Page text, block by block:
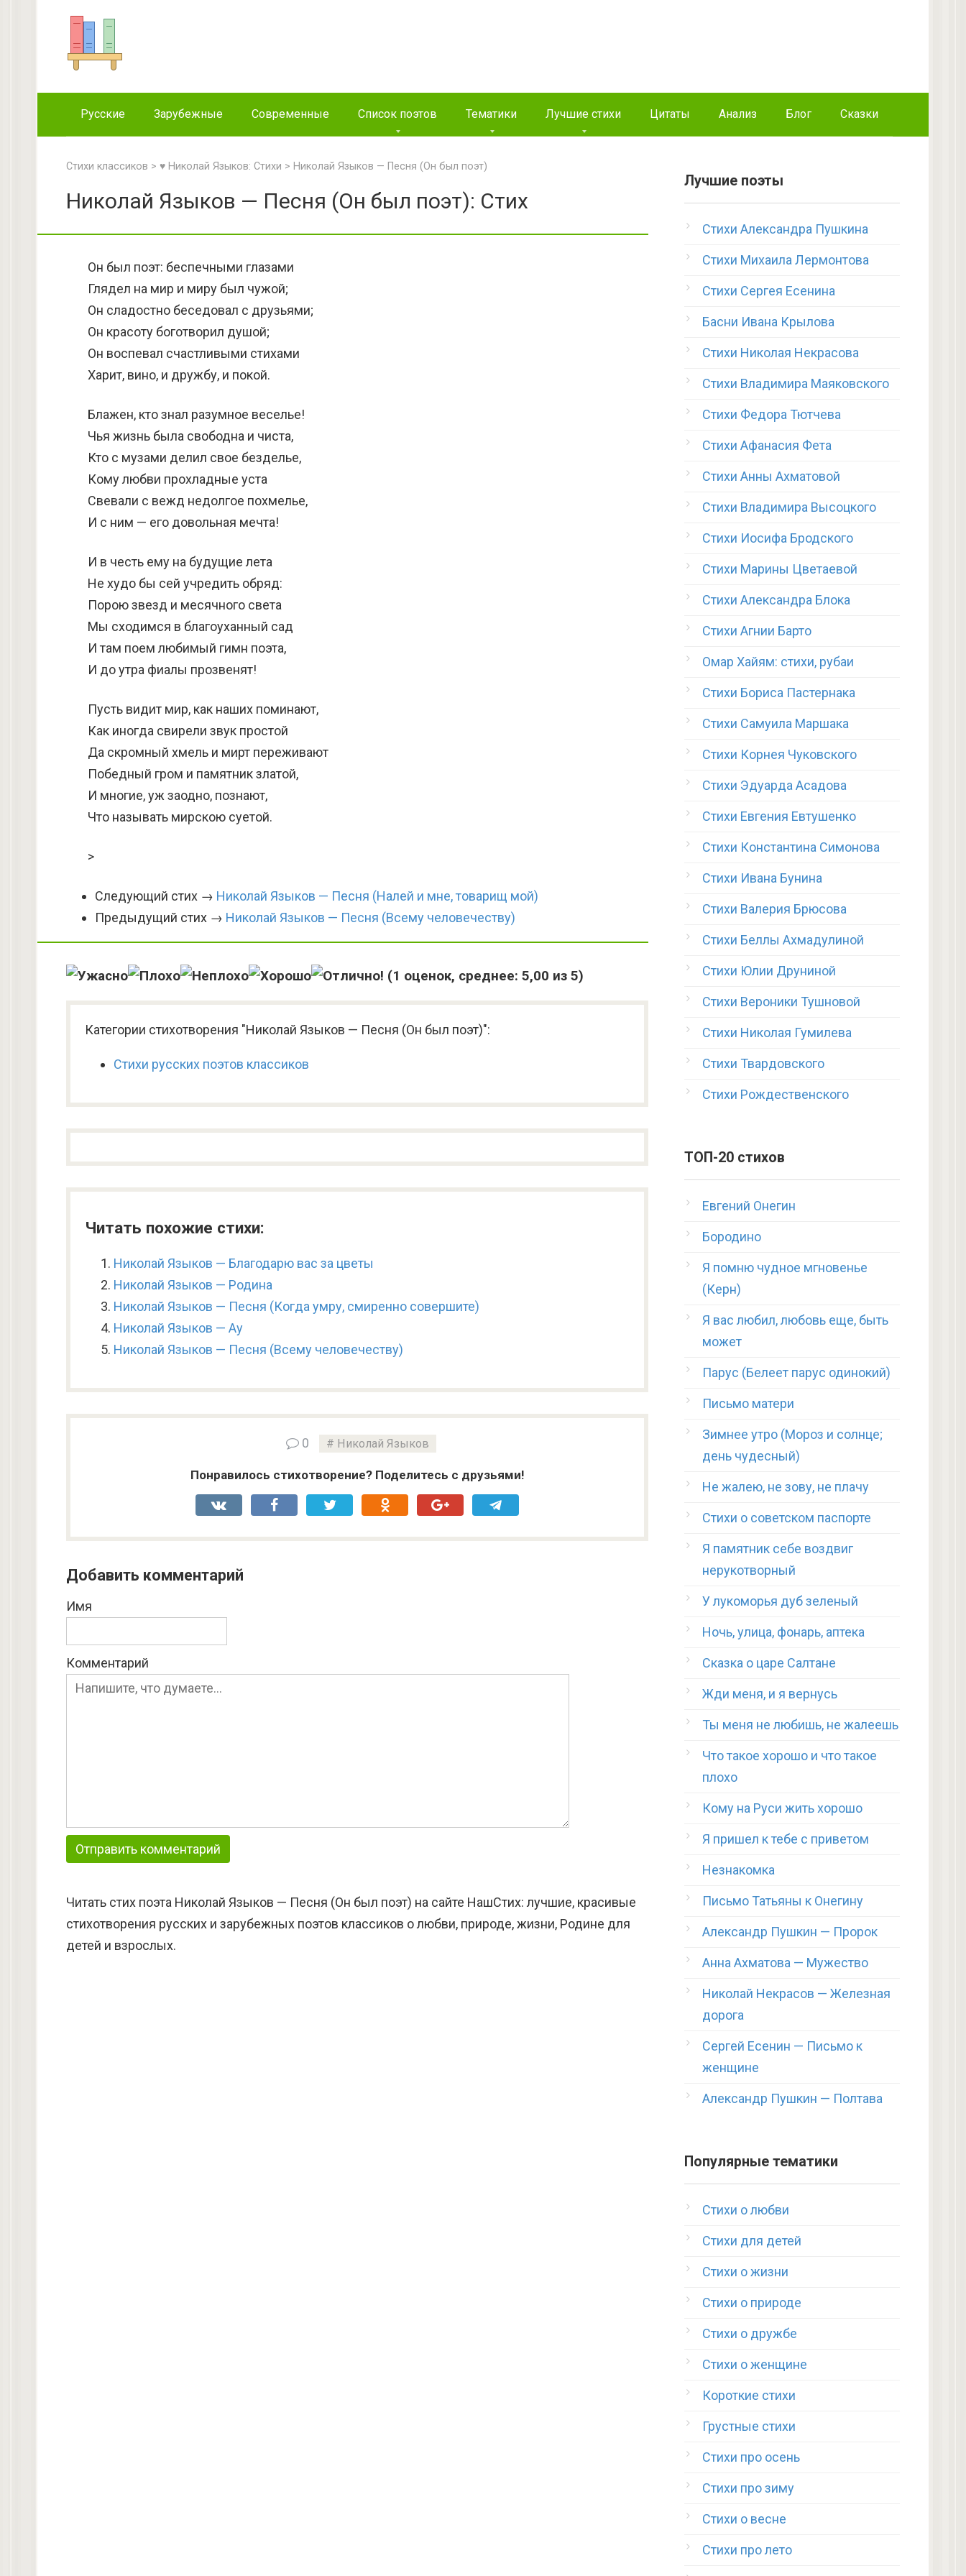
Русские Зарубежные Современные Список поэтов Тематики Лучшие стихи Цитаты Анализ Блог Сказки
Стихи классиков > ♥ Николай Языков: Стихи > Николай Языков — Песня (Он был поэт)
Николай Языков — Песня (Он был поэт): Стих
Он был поэт: беспечными глазами
Глядел на мир и миру был чужой;
Он сладостно беседовал с друзьями;
Он красоту боготворил душой;
Он воспевал счастливыми стихами
Харит, вино, и дружбу, и покой.
Блажен, кто знал разумное веселье!
Чья жизнь была свободна и чиста,
Кто с музами делил свое безделье,
Кому любви прохладные уста
Свевали с вежд недолгое похмелье,
И с ним — его довольная мечта!
И в честь ему на будущие лета
Не худо бы сей учредить обряд:
Порою звезд и месячного света
Мы сходимся в благоуханный сад
И там поем любимый гимн поэта,
И до утра фиалы прозвенят!
Пусть видит мир, как наших поминают,
Как иногда свирели звук простой
Да скромный хмель и мирт переживают
Победный гром и памятник златой,
И многие, уж заодно, познают,
Что называть мирскою суетой.
>
Следующий стих → Николай Языков — Песня (Налей и мне, товарищ мой)
Предыдущий стих → Николай Языков — Песня (Всему человечеству)
(1 оценок, среднее: 5,00 из 5)
Категории стихотворения "Николай Языков — Песня (Он был поэт)":
Стихи русских поэтов классиков
Читать похожие стихи:
Николай Языков — Благодарю вас за цветы
Николай Языков — Родина
Николай Языков — Песня (Когда умру, смиренно совершите)
Николай Языков — Ау
Николай Языков — Песня (Всему человечеству)
0 Николай Языков
Понравилось стихотворение? Поделитесь с друзьями!
Добавить комментарий
Имя
Комментарий
Читать стих поэта Николай Языков — Песня (Он был поэт) на сайте НашСтих: лучшие, красивые
стихотворения русских и зарубежных поэтов классиков о любви, природе, жизни, Родине для
детей и взрослых.
Лучшие поэты
Стихи Александра Пушкина
Стихи Михаила Лермонтова
Стихи Сергея Есенина
Басни Ивана Крылова
Стихи Николая Некрасова
Стихи Владимира Маяковского
Стихи Федора Тютчева
Стихи Афанасия Фета
Стихи Анны Ахматовой
Стихи Владимира Высоцкого
Стихи Иосифа Бродского
Стихи Марины Цветаевой
Стихи Александра Блока
Стихи Агнии Барто
Омар Хайям: стихи, рубаи
Стихи Бориса Пастернака
Стихи Самуила Маршака
Стихи Корнея Чуковского
Стихи Эдуарда Асадова
Стихи Евгения Евтушенко
Стихи Константина Симонова
Стихи Ивана Бунина
Стихи Валерия Брюсова
Стихи Беллы Ахмадулиной
Стихи Юлии Друниной
Стихи Вероники Тушновой
Стихи Николая Гумилева
Стихи Твардовского
Стихи Рождественского
ТОП-20 стихов
Евгений Онегин
Бородино
Я помню чудное мгновенье
(Керн)
Я вас любил, любовь еще, быть
может
Парус (Белеет парус одинокий)
Письмо матери
Зимнее утро (Мороз и солнце;
день чудесный)
Не жалею, не зову, не плачу
Стихи о советском паспорте
Я памятник себе воздвиг
нерукотворный
У лукоморья дуб зеленый
Ночь, улица, фонарь, аптека
Сказка о царе Салтане
Жди меня, и я вернусь
Ты меня не любишь, не жалеешь
Что такое хорошо и что такое
плохо
Кому на Руси жить хорошо
Я пришел к тебе с приветом
Незнакомка
Письмо Татьяны к Онегину
Александр Пушкин — Пророк
Анна Ахматова — Мужество
Николай Некрасов — Железная
дорога
Сергей Есенин — Письмо к
женщине
Александр Пушкин — Полтава
Популярные тематики
Стихи о любви
Стихи для детей
Стихи о жизни
Стихи о природе
Стихи о дружбе
Стихи о женщине
Короткие стихи
Грустные стихи
Стихи про осень
Стихи про зиму
Стихи о весне
Стихи про лето